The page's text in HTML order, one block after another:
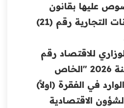
عليها بقانون
العلامات والبيانات التجارية رقم (21)
للاقتصاد رقم
(26059 ق) لسنة 2026 "الخاص
في الفقرة (اولاً)
الاقتصادية